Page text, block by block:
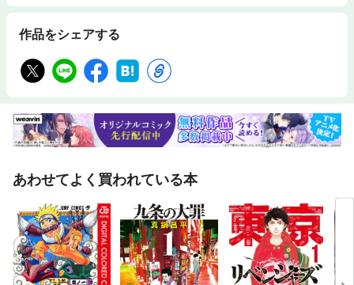
作品をシェアする
あわせてよく買われている本